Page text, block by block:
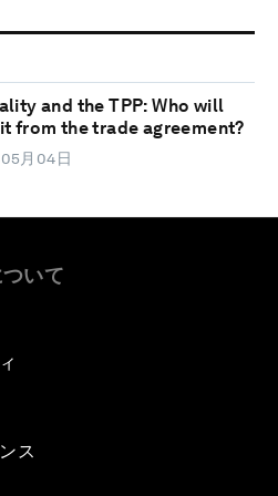
and the TPP: Who will
from the trade agreement?
月04日
いて
ス